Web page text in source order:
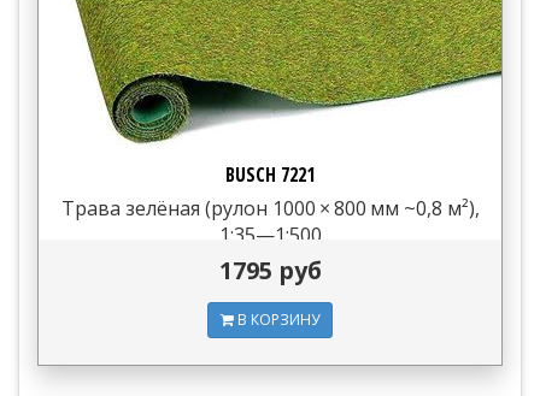
BUSCH 7221
Трава зелёная (рулон 1000 × 800 мм ~0,8 м²),
1:35—1:500
1795 руб
В КОРЗИНУ